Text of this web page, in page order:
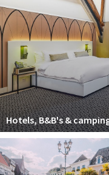
Hotels, B&B's &